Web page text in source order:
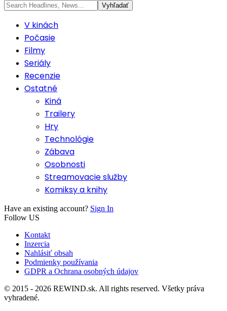
V kinách
Počasie
Filmy
Seriály
Recenzie
Ostatné
Kiná
Trailery
Hry
Technológie
Zábava
Osobnosti
Streamovacie služby
Komiksy a knihy
Have an existing account? Sign In
Follow US
Kontakt
Inzercia
Nahlásiť obsah
Podmienky používania
GDPR a Ochrana osobných údajov
© 2015 - 2026 REWIND.sk. All rights reserved. Všetky práva
vyhradené.